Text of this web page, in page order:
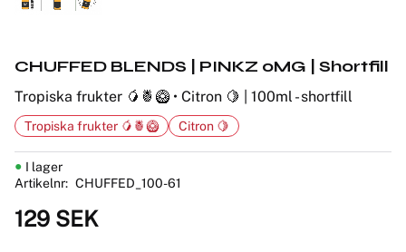
CHUFFED BLENDS | PINKZ 0MG | Shortfill
Tropiska frukter 🥭🍍🥝 • Citron 🍋 | 100ml - shortfill
129 SEK
I lager
Artikelnr
CHUFFED_100-61
Tropiska frukter 🥭🍍🥝 Citron 🍋